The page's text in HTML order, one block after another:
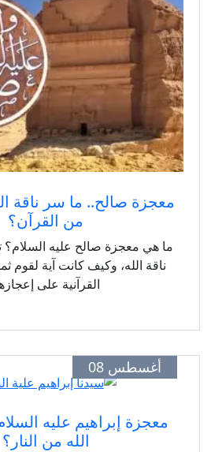
معجزة صالح.. ما سر ناقة
من القرآن؟
ما هي معجزة صالح عليه
ناقة الله، وكيف كانت آية لقوم
القرآنية على
أغسطس 08
معجزة إبراهيم عليه
الله من النار؟